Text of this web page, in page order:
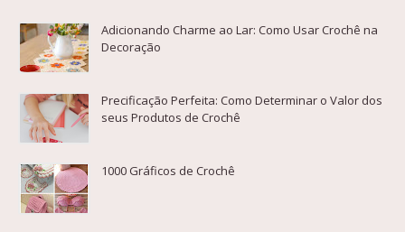
Adicionando Charme ao Lar: Como Usar Crochê na
Decoração
Precificação Perfeita: Como Determinar o Valor dos
seus Produtos de Crochê
1000 Gráficos de Crochê